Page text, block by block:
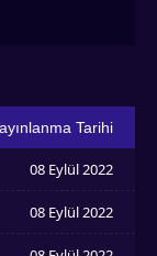
Kore
Tarihi
08 Eylül 2022
08 Eylül 2022